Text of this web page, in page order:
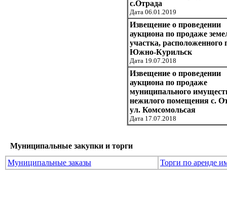
с.Отрада
Дата 06.01.2019
Извещение о проведении
аукциона по продаже
участка, расположенного
Южно-Курильск
Дата 19.07.2018
Извещение о проведении
аукциона по продаже
муниципального
нежилого помещения с.
ул. Комсомольсая
Дата 17.07.2018
Муниципальные закупки и торги
Муниципальные заказы
Торги по аренде